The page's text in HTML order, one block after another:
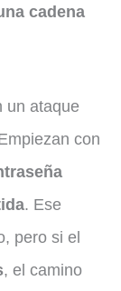
cadena
un ataque
con
. Ese
pero si el
, el camino